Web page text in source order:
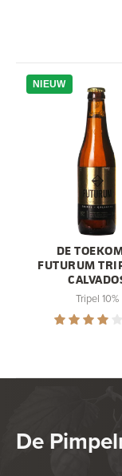
NIEUW
DE
FUTURUM
Tripel 10%
De